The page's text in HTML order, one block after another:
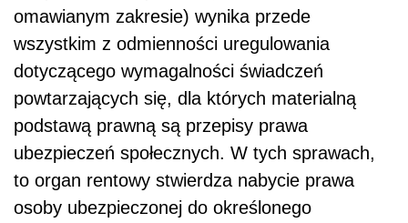
omawianym zakresie) wynika przede
wszystkim z odmienności uregulowania
dotyczącego wymagalności świadczeń
powtarzających się, dla których materialną
podstawą prawną są przepisy prawa
ubezpieczeń społecznych. W tych sprawach,
to organ rentowy stwierdza nabycie prawa
osoby ubezpieczonej do określonego